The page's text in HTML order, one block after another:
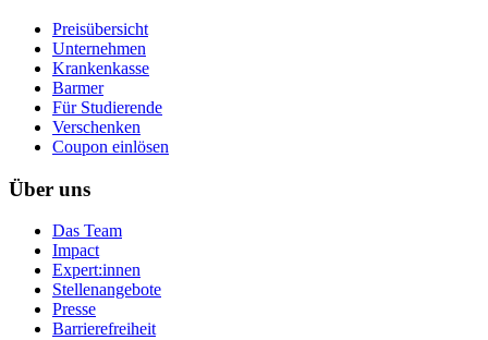
Preisübersicht
Unternehmen
Krankenkasse
Barmer
Für Studierende
Ver­schen­ken
Coupon einlösen
Über uns
Das Team
Impact
Expert:innen
Stellenangebote
Presse
Barrierefreiheit